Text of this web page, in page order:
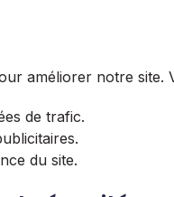
améliorer notre site.
de trafic.
du site.